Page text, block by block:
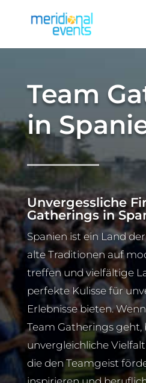
Team
in
Unvergessliche
Gatherings in
Spanien ist ein Land
alte Traditionen auf
treffen und vielfältige
perfekte Kulisse für
Erlebnisse bieten.
Team Gatherings geht,
unvergleichliche
die den Teamgeist